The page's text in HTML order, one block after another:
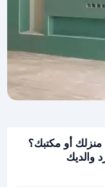
أو مكتبك؟
والديك